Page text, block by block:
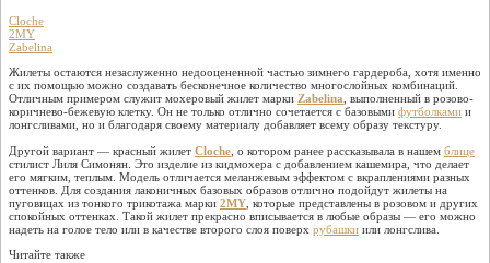
Cloche
2MY
Zabelina
Жилеты остаются незаслуженно недооцененной частью зимнего гардероба, хотя именно
с их помощью можно создавать бесконечное количество многослойных комбинаций.
Отличным примером служит мохеровый жилет марки Zabelina, выполненный в розово-
коричнево-бежевую клетку. Он не только отлично сочетается с базовыми футболками и
лонгсливами, но и благодаря своему материалу добавляет всему образу текстуру.
Другой вариант — красный жилет Cloche , о котором ранее рассказывала в нашем блице
стилист Лиля Симонян. Это изделие из кидмохера с добавлением кашемира, что делает
его мягким, теплым. Модель отличается меланжевым эффектом с вкраплениями разных
оттенков. Для создания лаконичных базовых образов отлично подойдут жилеты на
пуговицах из тонкого трикотажа марки 2MY , которые представлены в розовом и других
спокойных оттенках. Такой жилет прекрасно вписывается в любые образы — его можно
надеть на голое тело или в качестве второго слоя поверх рубашки или лонгслива.
Читайте также